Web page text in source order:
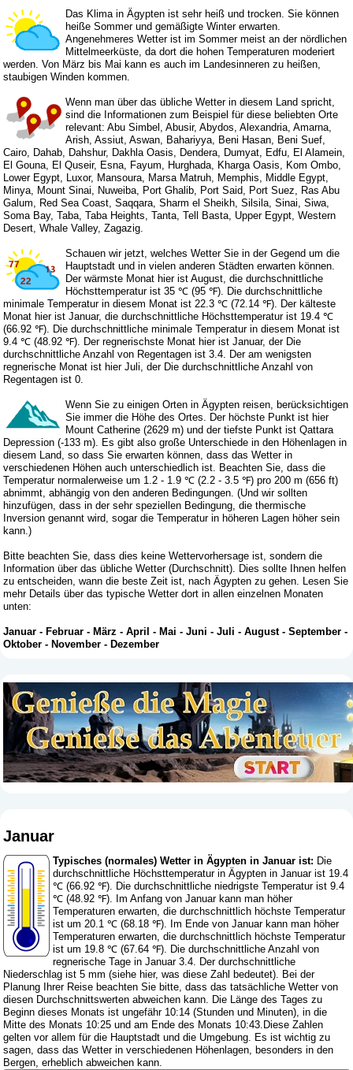
Das Klima in Ägypten ist sehr heiß und trocken. Sie können
heiße Sommer und gemäßigte Winter erwarten.
Angenehmeres Wetter ist im Sommer meist an der nördlichen
Mittelmeerküste, da dort die hohen Temperaturen moderiert
werden. Von März bis Mai kann es auch im Landesinneren zu heißen,
staubigen Winden kommen.
Wenn man über das übliche Wetter in diesem Land spricht,
sind die Informationen zum Beispiel für diese beliebten Orte
relevant: Abu Simbel, Abusir, Abydos, Alexandria, Amarna,
Arish, Assiut, Aswan, Bahariyya, Beni Hasan, Beni Suef,
Cairo, Dahab, Dahshur, Dakhla Oasis, Dendera, Dumyat, Edfu, El Alamein,
El Gouna, El Quseir, Esna, Fayum, Hurghada, Kharga Oasis, Kom Ombo,
Lower Egypt, Luxor, Mansoura, Marsa Matruh, Memphis, Middle Egypt,
Minya, Mount Sinai, Nuweiba, Port Ghalib, Port Said, Port Suez, Ras Abu
Galum, Red Sea Coast, Saqqara, Sharm el Sheikh, Silsila, Sinai, Siwa,
Soma Bay, Taba, Taba Heights, Tanta, Tell Basta, Upper Egypt, Western
Desert, Whale Valley, Zagazig.
Schauen wir jetzt, welches Wetter Sie in der Gegend um die
Hauptstadt und in vielen anderen Städten erwarten können.
Der wärmste Monat hier ist August, die durchschnittliche
Höchsttemperatur ist 35 ℃ (95 ℉). Die durchschnittliche
minimale Temperatur in diesem Monat ist 22.3 ℃ (72.14 ℉). Der kälteste
Monat hier ist Januar, die durchschnittliche Höchsttemperatur ist 19.4 ℃
(66.92 ℉). Die durchschnittliche minimale Temperatur in diesem Monat ist
9.4 ℃ (48.92 ℉). Der regnerischste Monat hier ist Januar, der Die
durchschnittliche Anzahl von Regentagen ist 3.4. Der am wenigsten
regnerische Monat ist hier Juli, der Die durchschnittliche Anzahl von
Regentagen ist 0.
Wenn Sie zu einigen Orten in Ägypten reisen, berücksichtigen
Sie immer die Höhe des Ortes. Der höchste Punkt ist hier
Mount Catherine (2629 m) und der tiefste Punkt ist Qattara
Depression (-133 m). Es gibt also große Unterschiede in den Höhenlagen in
diesem Land, so dass Sie erwarten können, dass das Wetter in
verschiedenen Höhen auch unterschiedlich ist. Beachten Sie, dass die
Temperatur normalerweise um 1.2 - 1.9 ℃ (2.2 - 3.5 ℉) pro 200 m (656 ft)
abnimmt, abhängig von den anderen Bedingungen. (Und wir sollten
hinzufügen, dass in der sehr speziellen Bedingung, die thermische
Inversion genannt wird, sogar die Temperatur in höheren Lagen höher sein
kann.)
Bitte beachten Sie, dass dies keine Wettervorhersage ist, sondern die
Information über das übliche Wetter (Durchschnitt). Dies sollte Ihnen helfen
zu entscheiden, wann die beste Zeit ist, nach Ägypten zu gehen. Lesen Sie
mehr Details über das typische Wetter dort in allen einzelnen Monaten
unten:
Januar -Februar -März -April -Mai -Juni -Juli -August-September -
Oktober -November -Dezember
Januar
Typisches (normales) Wetter in Ägypten in Januar ist: Die
durchschnittliche Höchsttemperatur in Ägypten in Januar ist 19.4
℃ (66.92 ℉). Die durchschnittliche niedrigste Temperatur ist 9.4
℃ (48.92 ℉). Im Anfang von Januar kann man höher
Temperaturen erwarten, die durchschnittlich höchste Temperatur
ist um 20.1 ℃ (68.18 ℉). Im Ende von Januar kann man höher
Temperaturen erwarten, die durchschnittlich höchste Temperatur
ist um 19.8 ℃ (67.64 ℉). Die durchschnittliche Anzahl von
regnerische Tage in Januar 3.4. Der durchschnittliche
Niederschlag ist 5 mm (siehe hier, was diese Zahl bedeutet). Bei der
Planung Ihrer Reise beachten Sie bitte, dass das tatsächliche Wetter von
diesen Durchschnittswerten abweichen kann. Die Länge des Tages zu
Beginn dieses Monats ist ungefähr 10:14 (Stunden und Minuten), in die
Mitte des Monats 10:25 und am Ende des Monats 10:43.Diese Zahlen
gelten vor allem für die Hauptstadt und die Umgebung. Es ist wichtig zu
sagen, dass das Wetter in verschiedenen Höhenlagen, besonders in den
Bergen, erheblich abweichen kann.